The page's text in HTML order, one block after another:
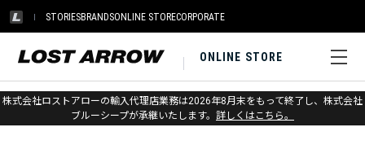
STORIESBRANDSONLINE STORECORPORATE
ONLINE STORE
株式会社ロストアローの輸入代理店業務は2026年8月末をもって終了し、株式会社
ブルーシープが承継いたします。 詳しくはこちら。
ホーム > メトリウス > カラビナ・クイックドロー